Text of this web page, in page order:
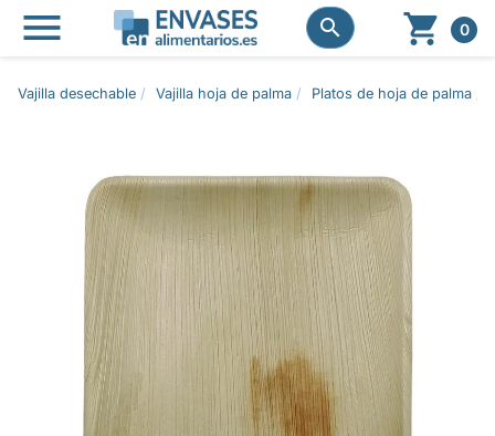
 
  0
Vajilla desechable Vajilla hoja de palma Platos de hoja de palma